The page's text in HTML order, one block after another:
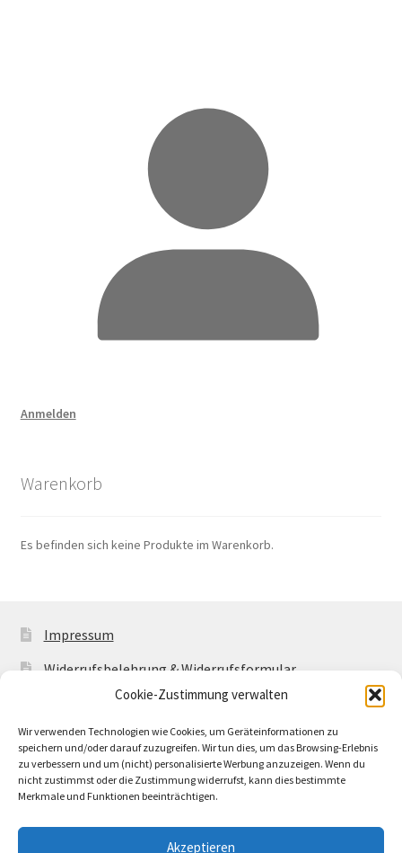
Cookie-Zustimmung verwalten
Wir verwenden Technologien wie Cookies, um Geräteinformationen zu
speichern und/oder darauf zuzugreifen. Wir tun dies, um das Browsing-Erlebnis
zu verbessern und um (nicht) personalisierte Werbung anzuzeigen. Wenn du
nicht zustimmst oder die Zustimmung widerrufst, kann dies bestimmte
Merkmale und Funktionen beeinträchtigen.
Akzeptieren
Anmelden
Warenkorb
Es befinden sich keine Produkte im Warenkorb.
Impressum
Widerrufsbelehrung & Widerrufsformular
Allgemeine Geschäftsbedingungen mit
Cookie-Richtlinie (EU)